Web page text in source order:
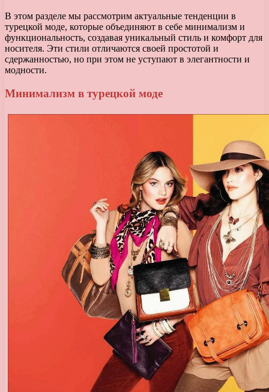
В этом разделе мы рассмотрим актуальные тенденции в
турецкой моде, которые объединяют в себе минимализм и
функциональность, создавая уникальный стиль и комфорт для
носителя. Эти стили отличаются своей простотой и
сдержанностью, но при этом не уступают в элегантности и
модности.
Минимализм в турецкой моде